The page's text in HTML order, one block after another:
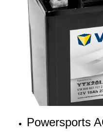
Powersports